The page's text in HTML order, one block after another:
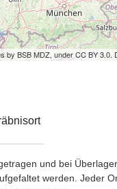
by BSB MDZ, under CC BY 3.0.
und bei
werden. Jeder